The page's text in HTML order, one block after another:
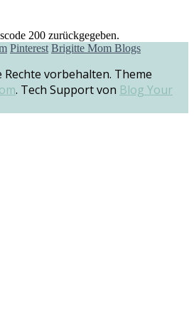
200 zurückgegeben.
Pinterest Brigitte Mom Blogs
vorbehalten. Theme
. Tech Support von Blog Your